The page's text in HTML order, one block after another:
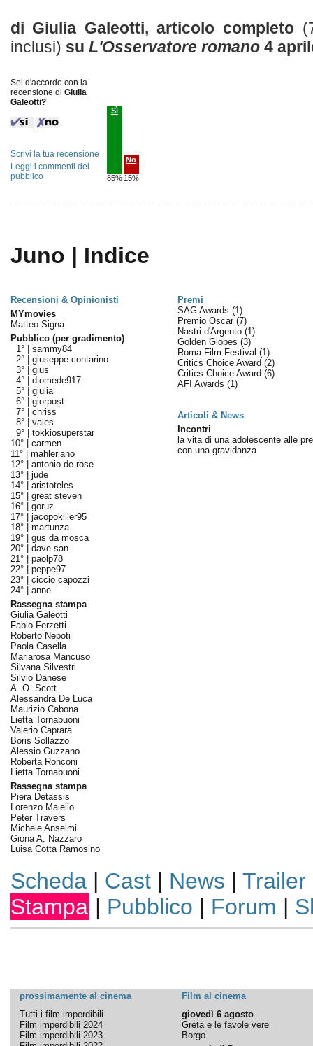
di Giulia Galeotti, articolo completo
inclusi) su L'Osservatore romano4
Sei d'accordo con la
recensione di Giulia
Galeotti?
Sì
85%
No
15%
Scrivi la tua recensione
Leggi i commenti del
pubblico
Juno | Indice
Recensioni & Opinionisti
Premi
MYmovies
Matteo Signa
Pubblico (per gradimento)
1° | sammy84
2° | giuseppe contarino
3° | gius
4° | diomede917
5° | giulia
6° | giorpost
7° | chriss
8° | vales.
9° | tokkiosuperstar
10° | carmen
11° | mahleriano
12° | antonio de rose
13° | jude
14° | aristoteles
15° | great steven
16° | goruz
17° | jacopokiller95
18° | martunza
19° | gus da mosca
20° | dave san
21° | paolp78
22° | peppe97
23° | ciccio capozzi
24° | anne
Rassegna stampa
Giulia Galeotti
Fabio Ferzetti
Roberto Nepoti
Paola Casella
Mariarosa Mancuso
Silvana Silvestri
Silvio Danese
A. O. Scott
Alessandra De Luca
Maurizio Cabona
Lietta Tornabuoni
Valerio Caprara
Boris Sollazzo
Alessio Guzzano
Roberta Ronconi
Lietta Tornabuoni
Rassegna stampa
Piera Detassis
Lorenzo Maiello
Peter Travers
Michele Anselmi
Giona A. Nazzaro
Luisa Cotta Ramosino
SAG Awards (1)
Premio Oscar (7)
Nastri d'Argento (1)
Golden Globes (3)
Roma Film Festival (1)
Critics Choice Award (2)
Critics Choice Award (6)
AFI Awards (1)
Articoli & News
Incontri
la vita di una adolescente alle
con una gravidanza
Scheda| Cast| News | Trailer
Stampa | Pubblico | Forum |
prossimamente al cinema
Film al cinema
Tutti i film imperdibili
Film imperdibili 2024
Film imperdibili 2023
giovedì 6 agosto
Greta e le favole vere
Borgo